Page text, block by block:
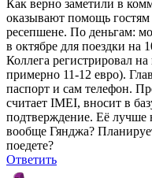
Как верно заметили в
оказывают помощь
ресепшене. По деньгам:
в октябре для поездки на
Коллега регистрировал
примерно 11-12 евро).
паспорт и сам телефон.
считает IMEI, вносит в
подтверждение. Её лучше
вообще Гянджа?
поедете?
Ответить